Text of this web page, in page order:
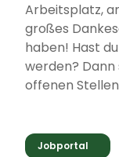
Arbeitsplatz,
großes
haben! Hast
werden?
offenen
Jobportal